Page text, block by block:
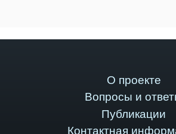
О проекте
Вопросы и
Публикации
Контактная